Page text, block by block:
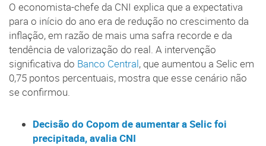
O economista-chefe da CNI explica que a expectativa
para o início do ano era de redução no crescimento da
inflação, em razão de mais uma safra recorde e da
tendência de valorização do real. A intervenção
significativa do Banco Central, que aumentou a Selic em
0,75 pontos percentuais, mostra que esse cenário não
se confirmou.
Decisão do Copom de aumentar a Selic foi
precipitada, avalia CNI